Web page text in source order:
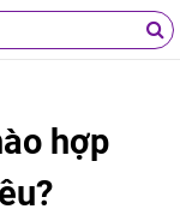
hợp